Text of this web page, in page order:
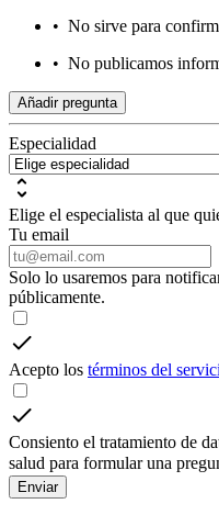
• No sirve para
• No publicamos
Añadir pregunta
Especialidad
Elige el especialista al que
Tu email
Solo lo usaremos para
públicamente.
Acepto los términos del
Consiento el tratamiento de
salud para formular una
Enviar